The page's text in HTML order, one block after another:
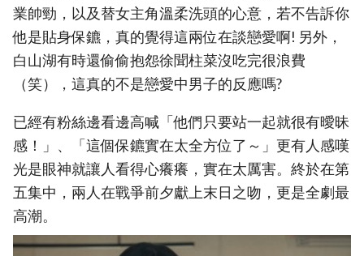
業帥勁，以及替女主角溫柔洗頭的心意，若不告訴你
他是貼身保鑣，真的覺得這兩位在談戀愛啊! 另外，
白山湖有時還偷偷抱怨徐聞柱菜沒吃完很浪費
（笑），這真的不是戀愛中男子的反應嗎?
已經有粉絲邊看邊高喊「他們只要站一起就很有曖昧
感！」、「這個保鑣實在太全方位了～」更有人感嘆
光是眼神就讓人看得心癢癢，實在太厲害。終於在第
五集中，兩人在戰爭前夕獻上末日之吻，更是全劇最
高潮。